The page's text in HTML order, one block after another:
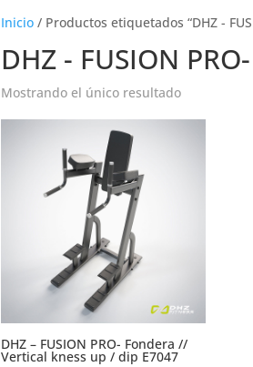
Inicio / Productos etiquetados “DHZ -
DHZ - FUSION
Mostrando el único resultado
DHZ – FUSION PRO- Fondera //
Vertical kness up / dip E7047